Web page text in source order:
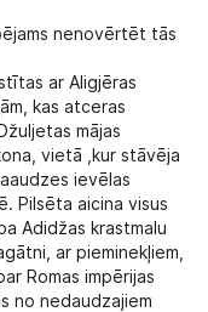
nenovērtēt tās
ar Aligjēras
kas atceras
mājas
vietā ,kur stāvēja
ievēlas
Pilsēta aicina visus
Adidžas krastmalu
ar pieminekļiem,
Romas impērijas
no nedaudzajiem